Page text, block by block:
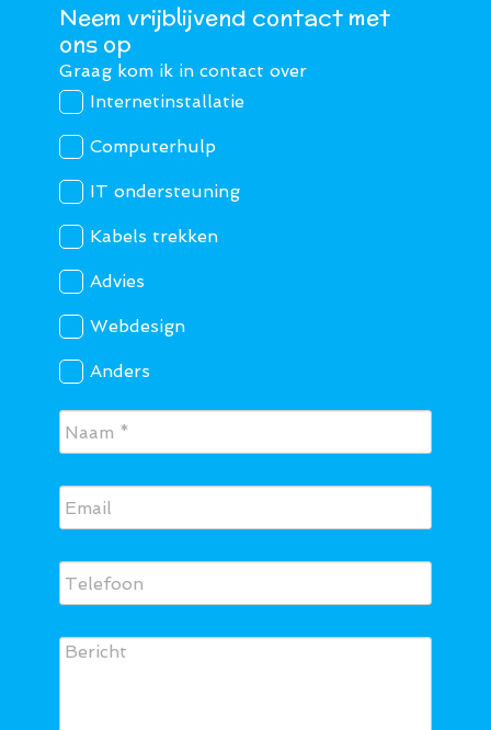
Neem vrijblijvend contact met
ons op
Graag kom ik in contact over
Internetinstallatie
Computerhulp
IT ondersteuning
Kabels trekken
Advies
Webdesign
Anders